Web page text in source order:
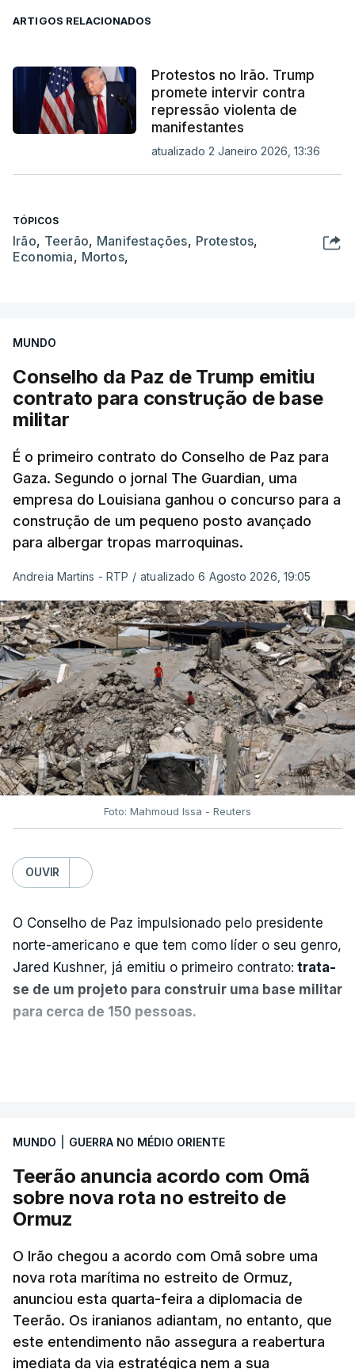
ARTIGOS RELACIONADOS
Protestos no Irão. Trump
promete intervir contra
repressão violenta de
manifestantes
atualizado 2 Janeiro 2026, 13:36
TÓPICOS
Irão, Teerão, Manifestações, Protestos,
Economia, Mortos,
MUNDO
Conselho da Paz de Trump emitiu
contrato para construção de base
militar
É o primeiro contrato do Conselho de Paz para
Gaza. Segundo o jornal The Guardian, uma
empresa do Louisiana ganhou o concurso para a
construção de um pequeno posto avançado
para albergar tropas marroquinas.
Andreia Martins - RTP / atualizado 6 Agosto 2026, 19:05
Foto: Mahmoud Issa - Reuters
OUVIR
O Conselho de Paz impulsionado pelo presidente
norte-americano e que tem como líder o seu genro,
Jared Kushner, já emitiu o primeiro contrato: trata-
se de um projeto para construir uma base militar
para cerca de 150 pessoas.
que já colaborou com a Administração norte-
americana em projetos no Médio Oriente,
nomeadamente no Iraque.
militar deverá ficar nos 60 por cento de
território de Gaza que Israel controla e a cerca
de 1,5 quilómetros da fronteira com Israel.
Permite, desta forma, uma extração rápida em
caso de ataque.
MUNDO GUERRA NO MÉDIO ORIENTE
Teerão anuncia acordo com Omã
sobre nova rota no estreito de
Ormuz
O Irão chegou a acordo com Omã sobre uma
nova rota marítima no estreito de Ormuz,
anunciou esta quarta-feira a diplomacia de
Teerão. Os iranianos adiantam, no entanto, que
este entendimento não assegura a reabertura
imediata da via estratégica nem a sua